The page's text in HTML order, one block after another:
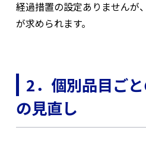
経過措置の設定ありませんが
が求められます。
2．個別品目ご
の見直し